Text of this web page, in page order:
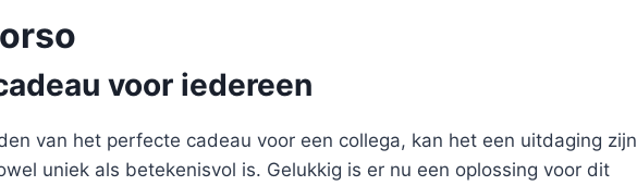
voor iedereen
van het perfecte cadeau voor een collega, kan het een uitdaging zijn
uniek als betekenisvol is. Gelukkig is er nu een oplossing voor dit